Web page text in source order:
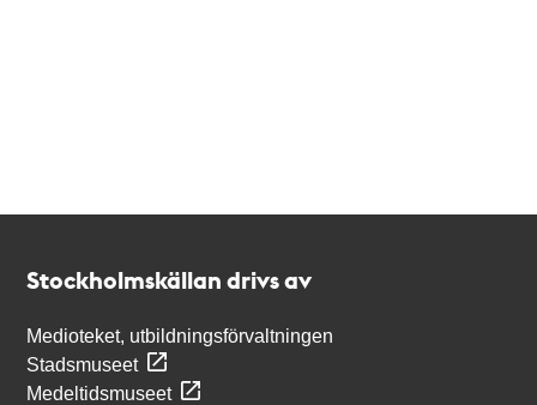
Stockholmskällan drivs av
Medioteket, utbildningsförvaltningen
Stadsmuseet
Medeltidsmuseet